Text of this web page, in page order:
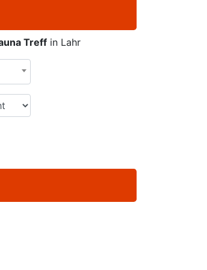
Treff in Lahr